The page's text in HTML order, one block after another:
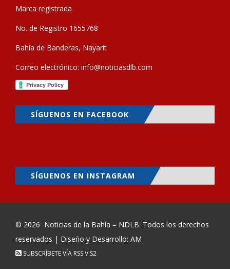
Marca registrada
No. de Registro 1655768
Bahía de Banderas, Nayarit
Correo electrónico: info@noticiasdlb.com
SÍGUENOS EN FACEBOOK
SÍGUENOS EN INSTAGRAM
© 2026 Noticias de la Bahía – NDLB. Todos los derechos
reservados | Diseño y Desarrollo: AM
SUBSCRÍBETE VÍA RSSV.S2